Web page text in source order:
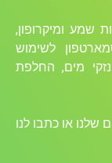
שמע ומיקרופון,
לשימוש
נזקי מים, החלפת
שלנו או כתבו לנו